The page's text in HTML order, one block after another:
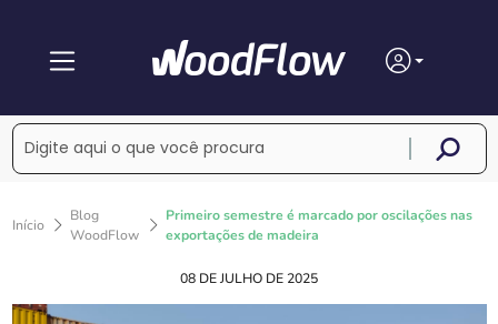
Início
Blog
WoodFlow
Primeiro semestre é marcado por oscilações nas
exportações de madeira
08 DE JULHO DE 2025